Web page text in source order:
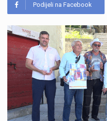
Podijeli na Facebook